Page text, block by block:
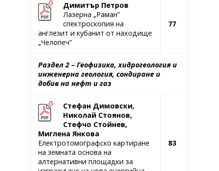
Димитър Петров
Лазерна „Раман”
спектроскопия на
англезит и кубанит от находище
„Челопеч”
77
Раздел 2 – Геофизика, хидрогеология и
инженерна геология, сондиране и
добив на нефт и газ
Стефан Димовски,
Николай Стоянов,
Стефчо Стойнев,
Миглена Янкова
Електротомографско картиране
на земната основа на
алтернативни площадки за
83